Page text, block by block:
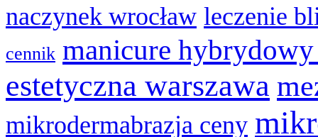
naczynek wrocław leczenie
cennik manicure
estetyczna warszawa
mikrodermabrazja ceny